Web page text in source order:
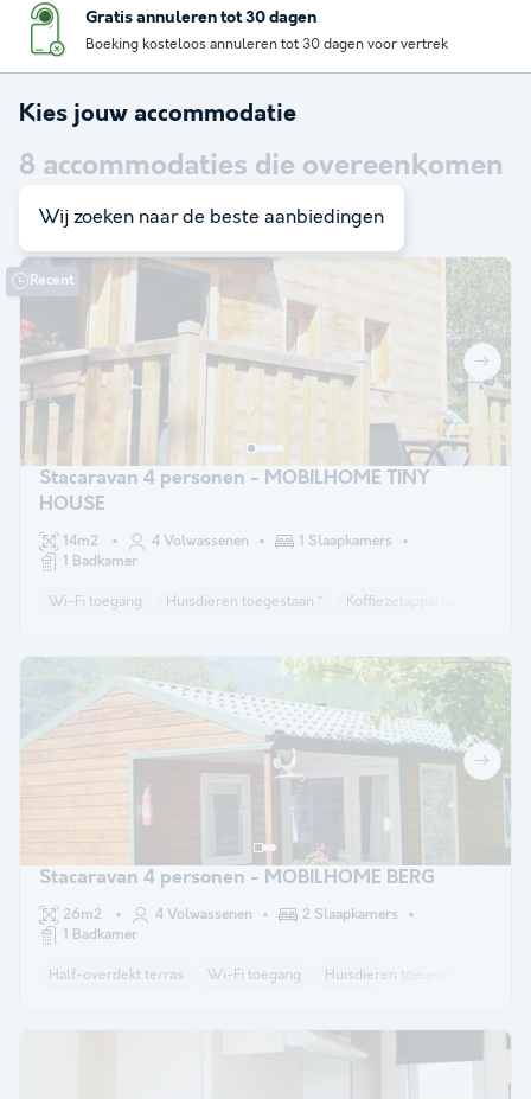
Gratis annuleren tot 30 dagen
Boeking kosteloos annuleren tot 30 dagen voor vertrek
Kies jouw accommodatie
8 accommodaties die overeenkomen
met je zoekopdracht
Recent
Stacaravan 4 personen - MOBILHOME TINY
HOUSE
14m2 4 Volwassenen
1 Slaapkamers
1 Badkamer
Wi-Fi toegang Huisdieren toegestaan * Koffiezetapparaat
Stacaravan 4 personen - MOBILHOME BERG
26m2 4 Volwassenen
2 Slaapkamers
1 Badkamer
Half-overdekt terras Wi-Fi toegang Huisdieren toegestaan *
Wij zoeken naar de beste aanbiedingen